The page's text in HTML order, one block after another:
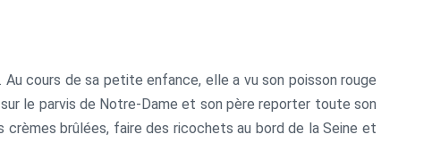
cours de sa petite enfance, elle a vu son poisson rouge
le parvis de Notre-Dame et son père reporter toute son
brûlées, faire des ricochets au bord de la Seine et